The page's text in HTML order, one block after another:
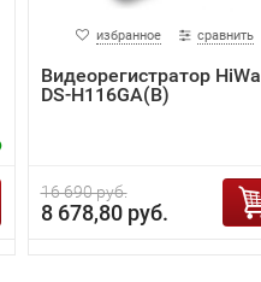
избранное сравнить
Видеорегистратор
DS-H116GA(B)
16 690 руб.
8 678,80 руб.